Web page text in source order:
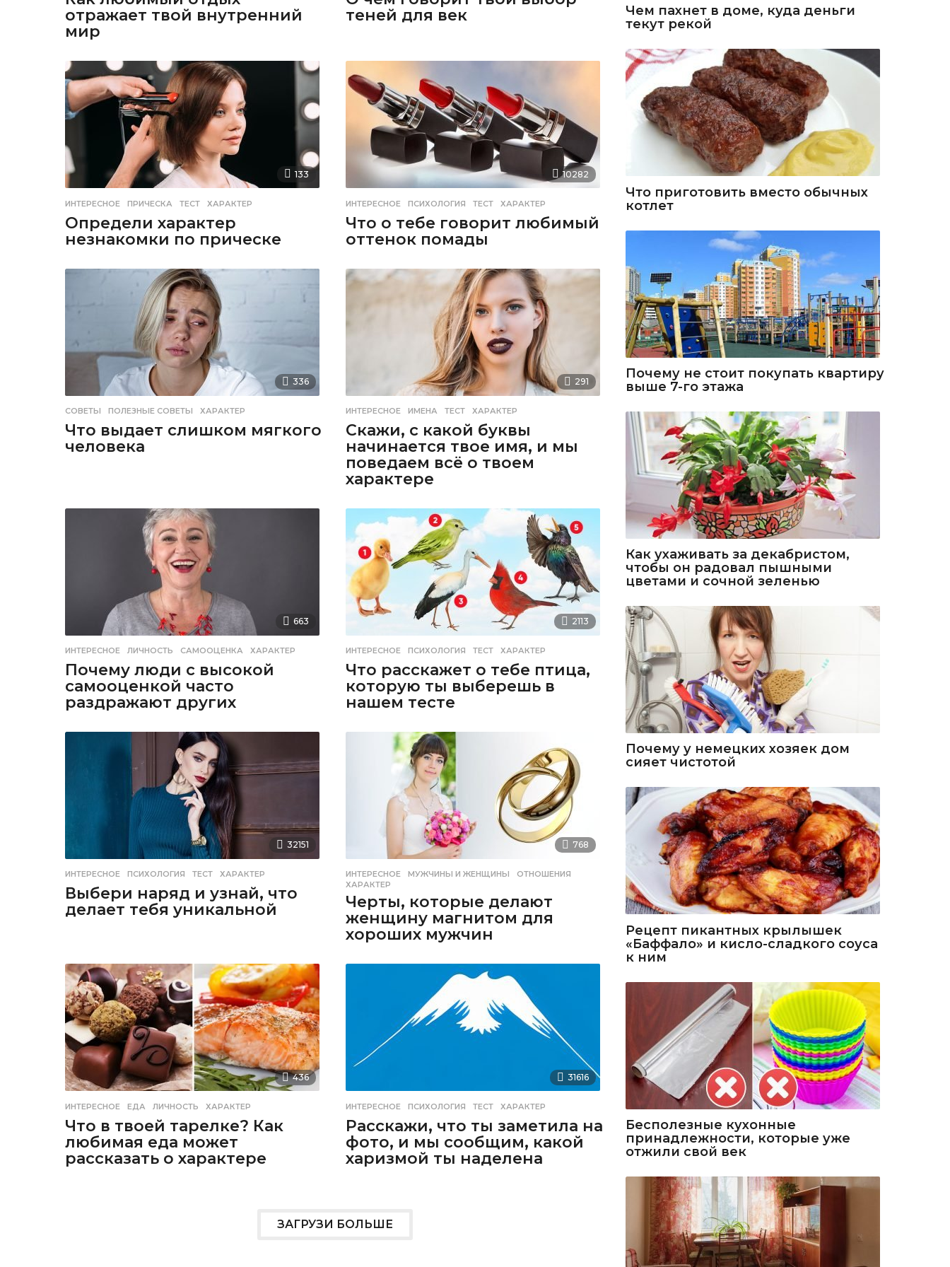
отражает твой внутренний
мир
теней для век
133
ИНТЕРЕСНОЕ ПРИЧЕСКА ,ТЕСТ ,ХАРАКТЕР
Определи характер
незнакомки по прическе
10282
ИНТЕРЕСНОЕ ПСИХОЛОГИЯ ,ТЕСТ ,ХАРАКТЕР
Что о тебе говорит любимый
оттенок помады
336
СОВЕТЫ ПОЛЕЗНЫЕ СОВЕТЫ ,ХАРАКТЕР
Что выдает слишком мягкого
человека
291
ИНТЕРЕСНОЕ ИМЕНА ,ТЕСТ ,ХАРАКТЕР
Скажи, с какой буквы
начинается твое имя, и мы
поведаем всё о твоем
характере
663
ИНТЕРЕСНОЕ ЛИЧНОСТЬ ,САМООЦЕНКА ,ХАРАКТЕР
Почему люди с высокой
самооценкой часто
раздражают других
2113
ИНТЕРЕСНОЕ ПСИХОЛОГИЯ ,ТЕСТ ,ХАРАКТЕР
Что расскажет о тебе птица,
которую ты выберешь в
нашем тесте
32151
ИНТЕРЕСНОЕ ПСИХОЛОГИЯ ,ТЕСТ ,ХАРАКТЕР
Выбери наряд и узнай, что
делает тебя уникальной
768
ИНТЕРЕСНОЕ МУЖЧИНЫ И ЖЕНЩИНЫ ,ОТНОШЕНИЯ
ХАРАКТЕР
Черты, которые делают
женщину магнитом для
хороших мужчин
436
ИНТЕРЕСНОЕ ЕДА ,ЛИЧНОСТЬ ,ХАРАКТЕР
Что в твоей тарелке? Как
любимая еда может
рассказать о характере
31616
ИНТЕРЕСНОЕ ПСИХОЛОГИЯ ,ТЕСТ ,ХАРАКТЕР
Расскажи, что ты заметила на
фото, и мы сообщим, какой
харизмой ты наделена
ЗАГРУЗИ БОЛЬШЕ
Чем пахнет в доме, куда деньги
текут рекой
Что приготовить вместо обычных
котлет
Почему не стоит покупать квартиру
выше 7-го этажа
Как ухаживать за декабристом,
чтобы он радовал пышными
цветами и сочной зеленью
Почему у немецких хозяек дом
сияет чистотой
Рецепт пикантных крылышек
«Баффало» и кисло-сладкого соуса
к ним
Бесполезные кухонные
принадлежности, которые уже
отжили свой век